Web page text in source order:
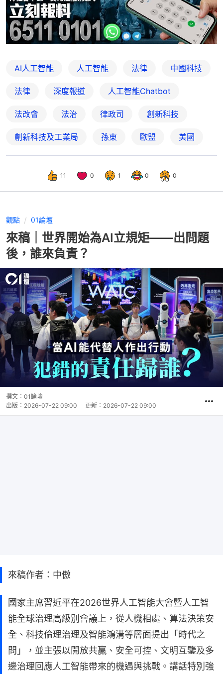
AI人工智能 人工智能 法律 中國科技
法律 深度報道 人工智能Chatbot
法改會 法治 律政司 創新科技
創新科技及工業局 孫東 歐盟 美國
11 0 1 0 0
觀點 01論壇
來稿｜世界開始為AI立規矩——出問題
後，誰來負責？
撰文： 01論壇
出版： 2026-07-22 09:00 更新： 2026-07-22 09:00
來稿作者：中傲
國家主席習近平在2026世界人工智能大會暨人工智
能全球治理高級別會議上，從人機相處、算法決策安
全、科技倫理治理及智能鴻溝等層面提出「時代之
問」，並主張以開放共贏、安全可控、文明互鑒及多
邊治理回應人工智能帶來的機遇與挑戰。講話特別強